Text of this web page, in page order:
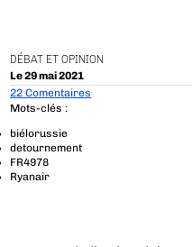
DÉBAT ET OPINION
Le 29 mai 2021
22 Comentaires
Mots-clés :
biélorussie
detournement
FR4978
Ryanair